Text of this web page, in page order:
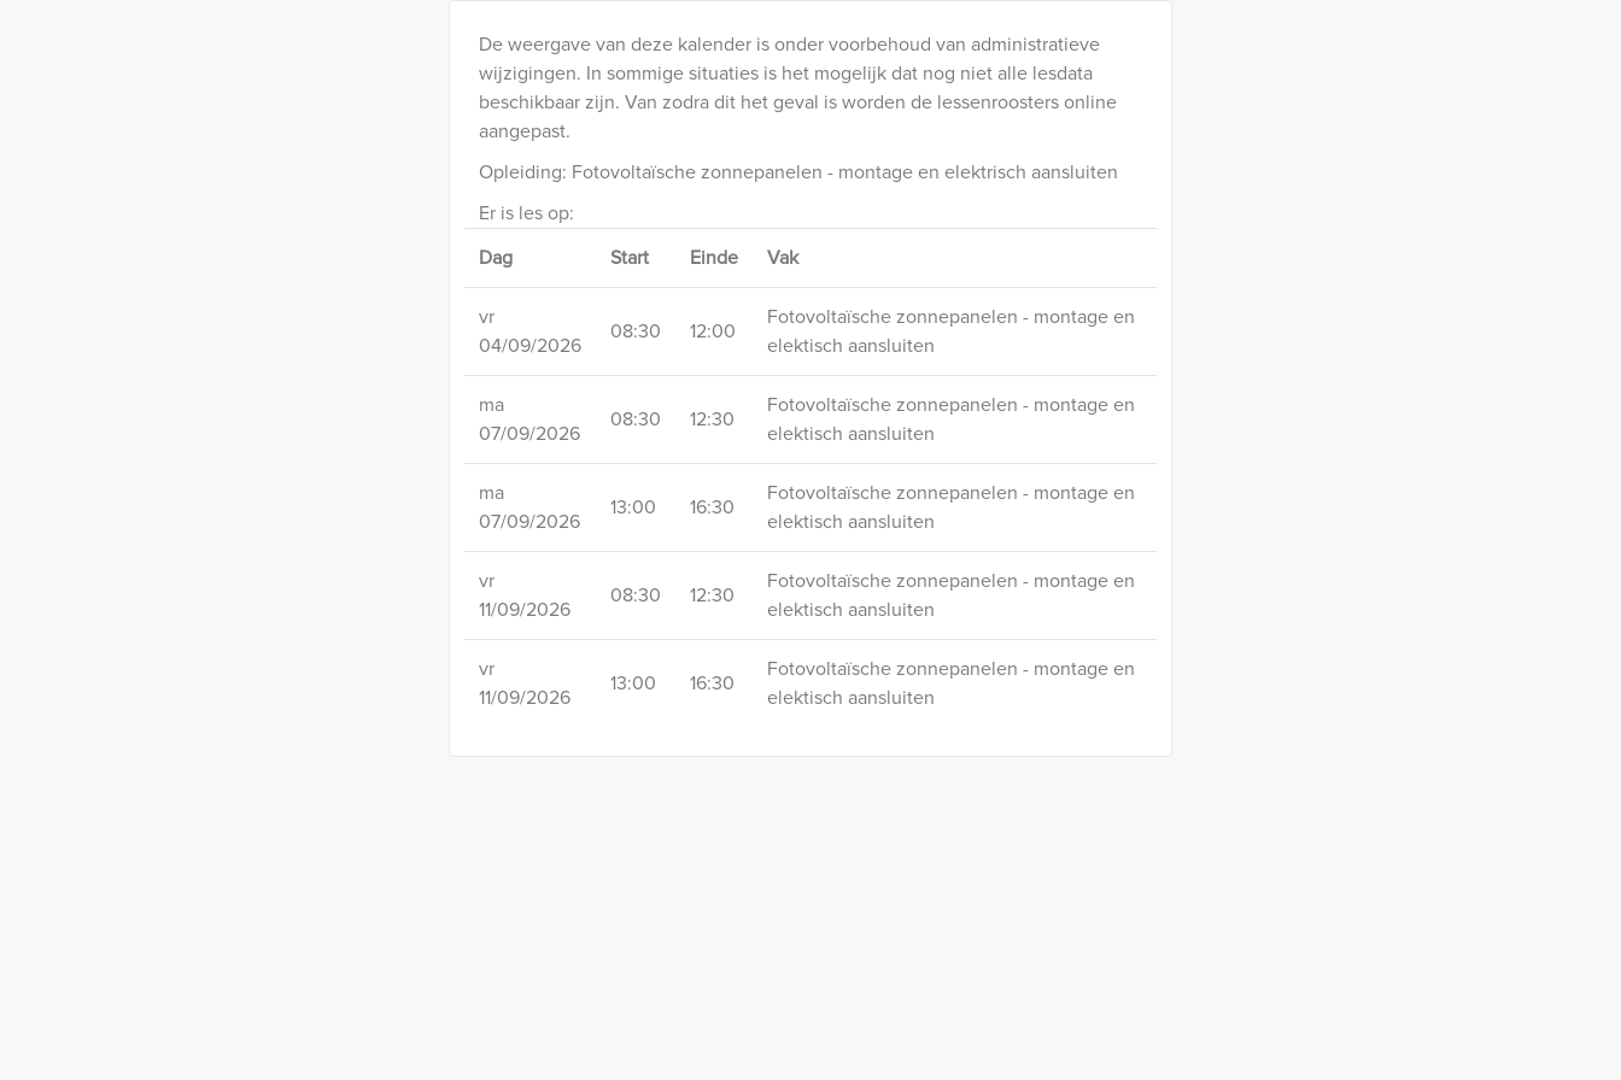
De weergave van deze kalender is onder voorbehoud van administratieve
wijzigingen. In sommige situaties is het mogelijk dat nog niet alle lesdata
beschikbaar zijn. Van zodra dit het geval is worden de lessenroosters online
aangepast.
Opleiding: Fotovoltaïsche zonnepanelen - montage en elektrisch aansluiten
Er is les op:
Dag
Start Einde Vak
vr
04/09/2026
08:30 12:00
Fotovoltaïsche zonnepanelen - montage en
elektisch aansluiten
ma
07/09/2026
08:30 12:30
Fotovoltaïsche zonnepanelen - montage en
elektisch aansluiten
ma
07/09/2026
13:00 16:30
Fotovoltaïsche zonnepanelen - montage en
elektisch aansluiten
vr
11/09/2026
08:30 12:30
Fotovoltaïsche zonnepanelen - montage en
elektisch aansluiten
vr
11/09/2026
13:00 16:30
Fotovoltaïsche zonnepanelen - montage en
elektisch aansluiten